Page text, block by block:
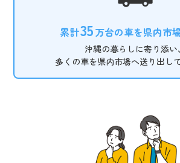
累計35万台の車を県内市
沖縄の暮らしに寄り添い、
多くの車を県内市場へ送り出し